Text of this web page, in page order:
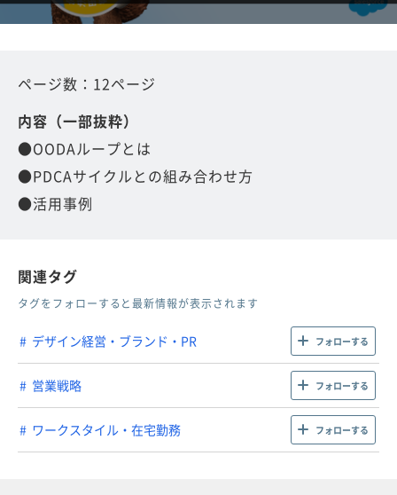
ページ数：12ページ
内容（一部抜粋）
●OODAループとは
●PDCAサイクルとの組み合わせ方
●活用事例
関連タグ
タグをフォローすると最新情報が表示されます
デザイン経営・ブランド・PR フォローする
営業戦略 フォローする
ワークスタイル・在宅勤務 フォローする